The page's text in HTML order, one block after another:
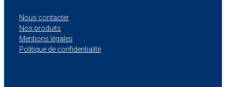
Nous contacter
Nos produits
Mentions légales
Politique de confidentialité